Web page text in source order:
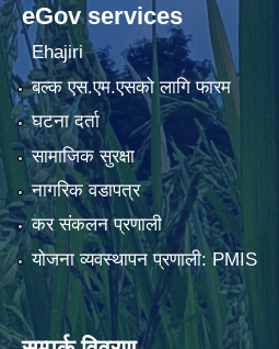
eGov services
Ehajiri
बल्क एस.एम.एसको लागि फारम
घटना दर्ता
सामाजिक सुरक्षा
नागरिक वडापत्र
कर संकलन प्रणाली
योजना व्यवस्थापन प्रणाली: PMIS